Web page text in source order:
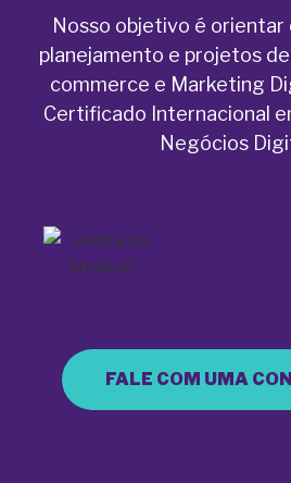
Nosso objetivo é orientar
planejamento e projetos
commerce e Marketing
Certificado Internacional
Negócios
FALE COM UMA